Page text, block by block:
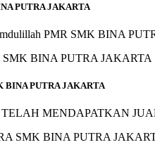
PUTRA JAKARTA
PMR SMK BINA
BINA PUTRA JAKARTA
MENDAPATKAN